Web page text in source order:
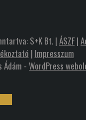
S+K Bt. | ÁSZF|
| Impresszum
Ádám -WordPress